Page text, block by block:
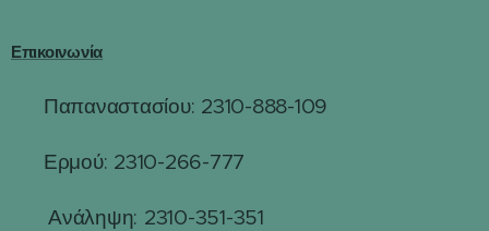
Επικοινωνία
Παπαναστασίου: 2310-888-109
Ερμού: 2310-266-777
Ανάληψη: 2310-351-351